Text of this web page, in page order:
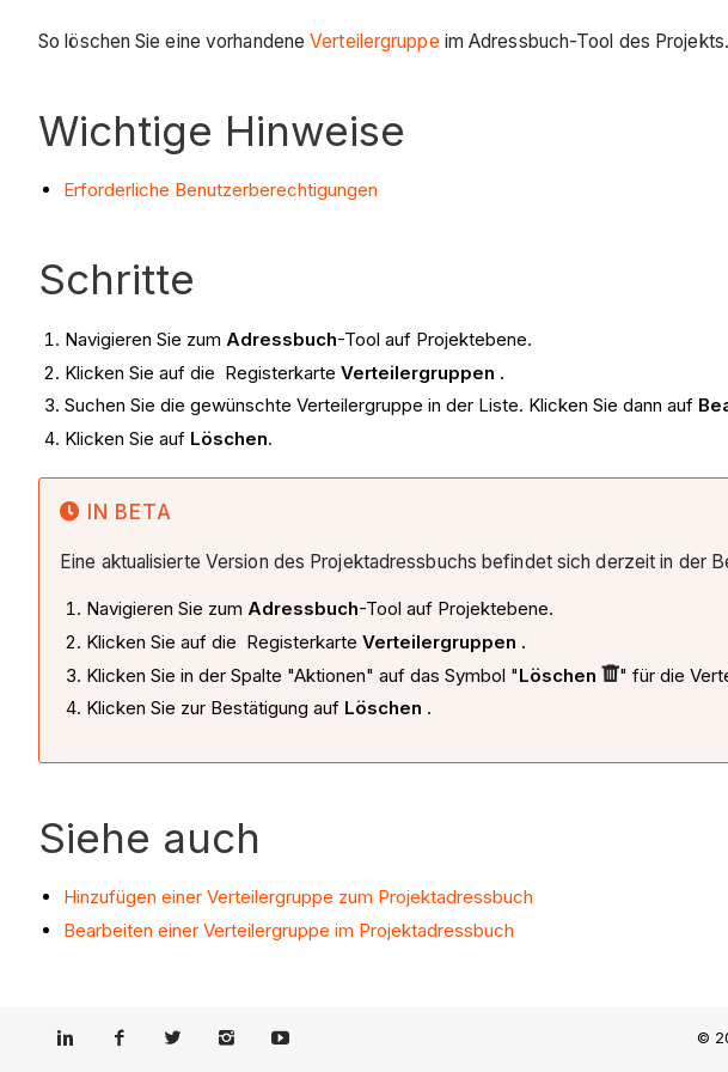
So löschen Sie eine vorhandeneVerteilergruppe im Adressbuch-Tool des Projekts.
Wichtige Hinweise
Erforderliche Benutzerberechtigungen
Schritte
Navigieren Sie zum Adressbuch-Tool auf Projektebene.
Klicken Sie auf die RegisterkarteVerteilergruppen .
Suchen Sie die gewünschte Verteilergruppe in der Liste. Klicken Sie dann auf
Klicken Sie auf Löschen.
IN BETA
Eine aktualisierte Version des Projektadressbuchs befindet sich derzeit in der
Navigieren Sie zum Adressbuch-Tool auf Projektebene.
Klicken Sie auf die Registerkarte Verteilergruppen .
Klicken Sie in der Spalte "Aktionen" auf das Symbol "Löschen
" für die
Klicken Sie zur Bestätigung auf Löschen .
Siehe auch
Hinzufügen einer Verteilergruppe zum Projektadressbuch
Bearbeiten einer Verteilergruppe im Projektadressbuch
©